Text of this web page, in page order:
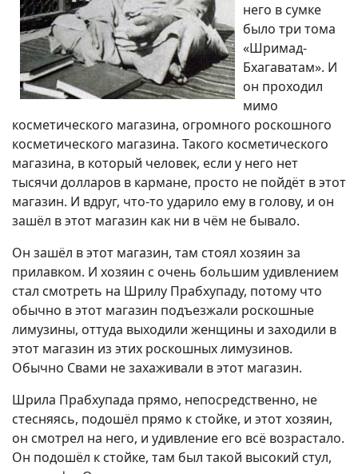
него в сумке
было три тома
«Шримад-
Бхагаватам». И
он проходил
мимо
косметического магазина, огромного роскошного
косметического магазина. Такого косметического
магазина, в который человек, если у него нет
тысячи долларов в кармане, просто не пойдёт в этот
магазин. И вдруг, что-то ударило ему в голову, и он
зашёл в этот магазин как ни в чём не бывало.
Он зашёл в этот магазин, там стоял хозяин за
прилавком. И хозяин с очень большим удивлением
стал смотреть на Шрилу Прабхупаду, потому что
обычно в этот магазин подъезжали роскошные
лимузины, оттуда выходили женщины и заходили в
этот магазин из этих роскошных лимузинов.
Обычно Свами не захаживали в этот магазин.
Шрила Прабхупада прямо, непосредственно, не
стесняясь, подошёл прямо к стойке, и этот хозяин,
он смотрел на него, и удивление его всё возрастало.
Он подошёл к стойке, там был такой высокий стул,